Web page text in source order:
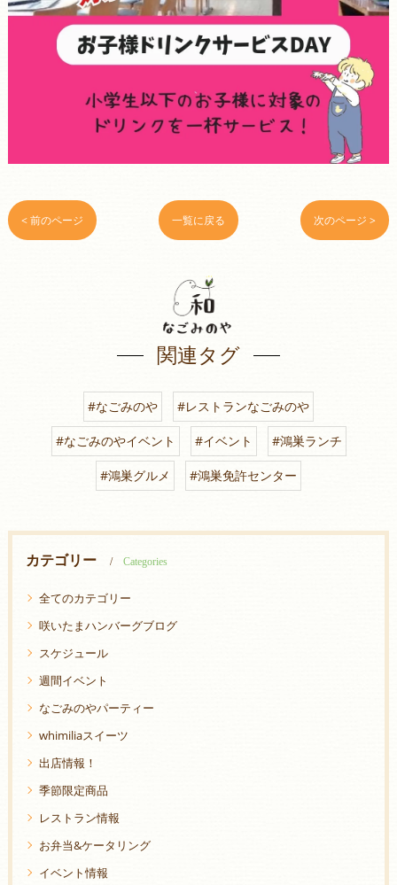
< 前のページ 一覧に戻る 次のページ >
関連タグ
#なごみのや #レストランなごみのや
#なごみのやイベント #イベント #鴻巣ランチ
#鴻巣グルメ #鴻巣免許センター
カテゴリー Categories
全てのカテゴリー
咲いたまハンバーグブログ
スケジュール
週間イベント
なごみのやパーティー
whimiliaスイーツ
出店情報！
季節限定商品
レストラン情報
お弁当&ケータリング
イベント情報